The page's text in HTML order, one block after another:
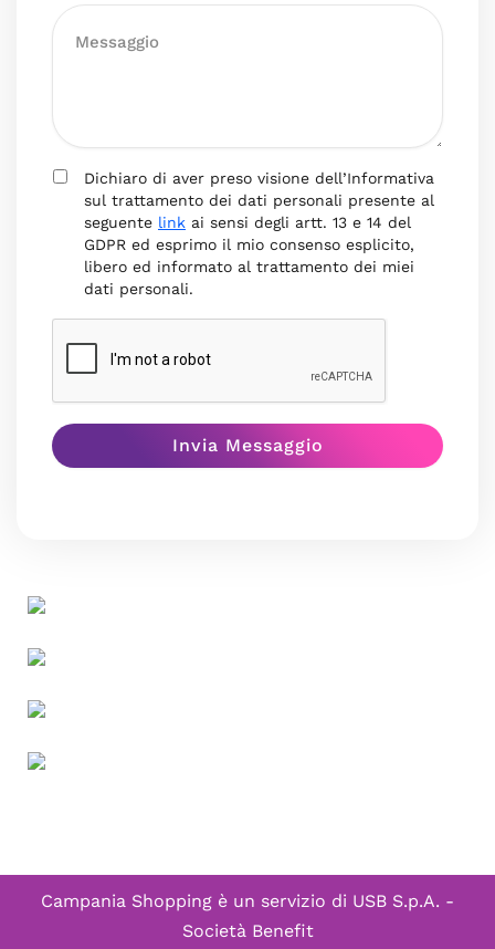
Dichiaro di aver preso visione dell’Informativa
sul trattamento dei dati personali presente al
seguente link ai sensi degli artt. 13 e 14 del
GDPR ed esprimo il mio consenso esplicito,
libero ed informato al trattamento dei miei
dati personali.
Campania Shopping è un servizio di USB S.p.A. -
Società Benefit